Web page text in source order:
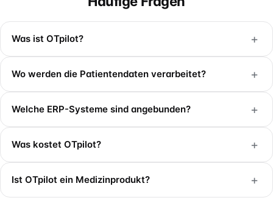
Was ist OTpilot? +
Wo werden die Patientendaten verarbeitet? +
Welche ERP-Systeme sind angebunden? +
Was kostet OTpilot? +
Ist OTpilot ein Medizinprodukt? +